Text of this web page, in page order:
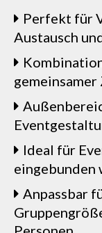
Perfekt für
Austausch
gemeinsamer
Ideal für
eingebunden
Anpassbar